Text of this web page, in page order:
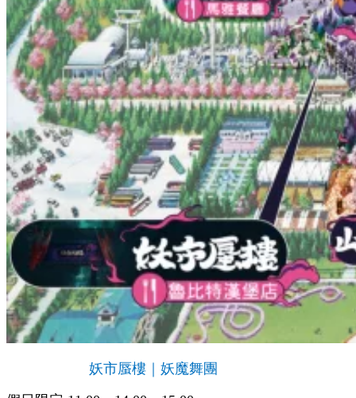
妖市蜃樓｜妖魔舞團